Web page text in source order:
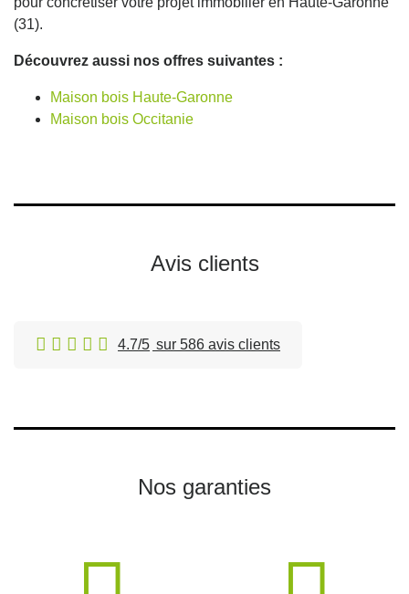
(31).
Découvrez aussi nos offres suivantes :
Maison bois Haute-Garonne
Maison bois Occitanie
Avis clients
4.7/5 sur 586 avis clients
Nos garanties